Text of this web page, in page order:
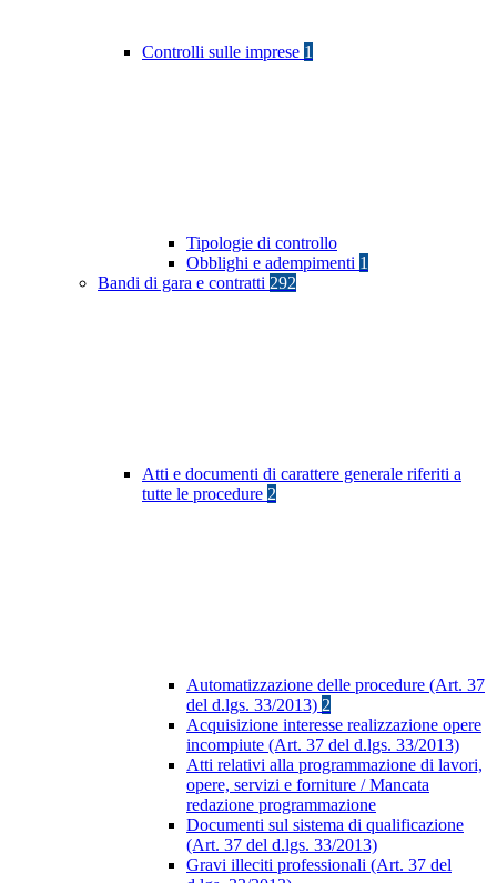
Controlli sulle imprese 1
Tipologie di controllo
Obblighi e adempimenti 1
Bandi di gara e contratti 292
Atti e documenti di carattere generale riferiti a
tutte le procedure 2
Automatizzazione delle procedure (Art. 37
del d.lgs. 33/2013) 2
Acquisizione interesse realizzazione opere
incompiute (Art. 37 del d.lgs. 33/2013)
Atti relativi alla programmazione di lavori,
opere, servizi e forniture / Mancata
redazione programmazione
Documenti sul sistema di qualificazione
(Art. 37 del d.lgs. 33/2013)
Gravi illeciti professionali (Art. 37 del